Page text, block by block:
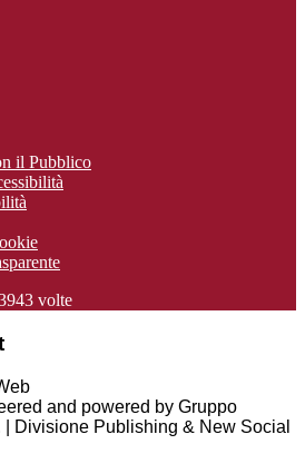
il Pubblico
volte
and powered by Gruppo
Divisione Publishing & New Social